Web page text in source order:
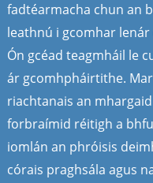
fadtéarmacha chun an
leathnú i gcomhar
Ón gcéad teagmháil le
ár gcomhpháirtithe.
riachtanais an
forbraímid réitigh a
iomlán an phróisis
córais praghsála agus